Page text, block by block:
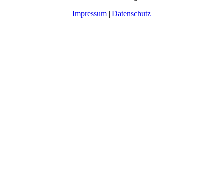
Impressum | Datenschutz